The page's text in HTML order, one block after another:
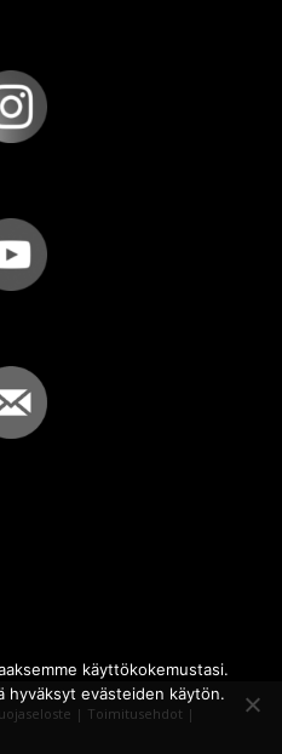
| Toimitusehdot |
käyttökokemustasi.
hyväksyt evästeiden käytön.